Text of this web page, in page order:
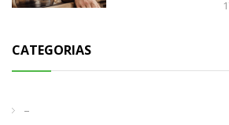
CATEGORIAS
–